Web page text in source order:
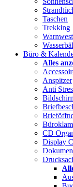
Taschen
Trekking
Büro &
Alles
Anspitzer
Anti
CD
Display